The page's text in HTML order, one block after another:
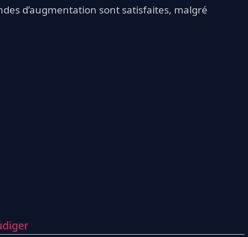
d’augmentation sont satisfaites, malgré